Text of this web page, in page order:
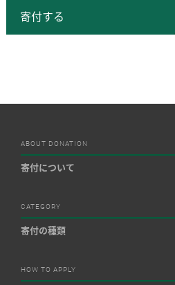
寄付する
ABOUT DONATION
寄付について
CATEGORY
寄付の種類
HOW TO APPLY